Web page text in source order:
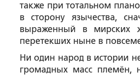
также при тотальном
в сторону язычества,
выраженный в мирских
перетекших ныне в
Ни один народ в истории
громадных масс племён,